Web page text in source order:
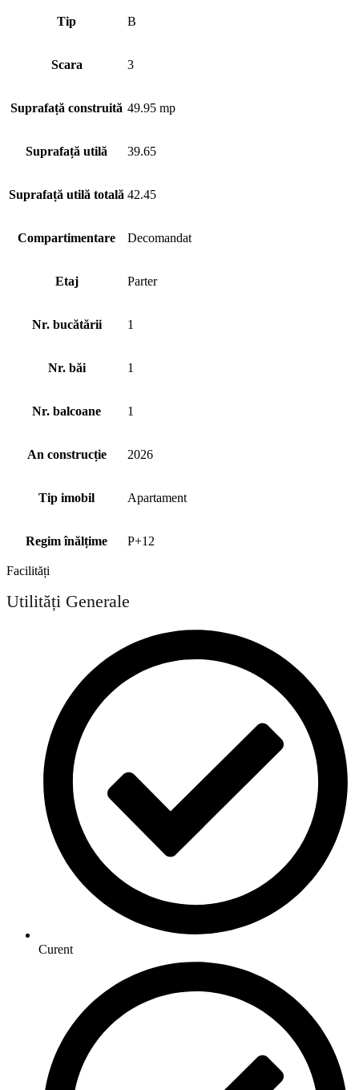
Tip B
Scara 3
Suprafață construită 49.95 mp
Suprafață utilă 39.65
Suprafață utilă totală 42.45
Compartimentare Decomandat
Etaj Parter
Nr. bucătării 1
Nr. băi 1
Nr. balcoane 1
An construcție 2026
Tip imobil Apartament
Regim înălțime P+12
Facilități
Utilități Generale
Curent